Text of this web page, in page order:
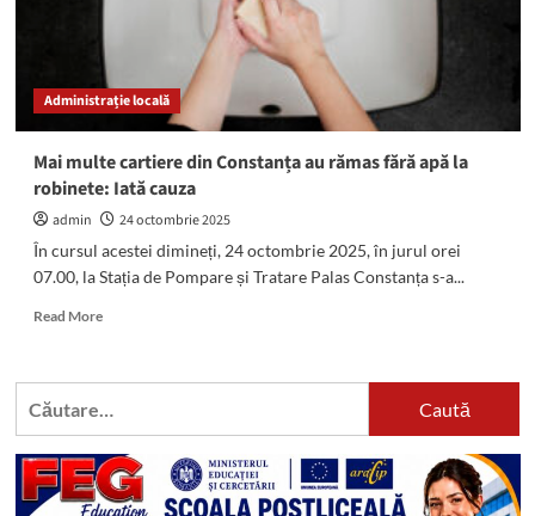
Pompele
RAJA
Constanța
oprite
Administrație locală
Mai multe cartiere din Constanța au rămas fără apă la
robinete: Iată cauza
admin
24 octombrie 2025
În cursul acestei dimineți, 24 octombrie 2025, în jurul orei
07.00, la Stația de Pompare și Tratare Palas Constanța s-a...
Read MoreRead
Mai
Constanța
au
Caută